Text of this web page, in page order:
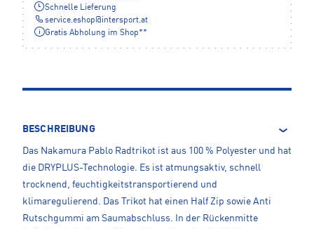
Schnelle Lieferung
service.eshop@intersport.at
Gratis Abholung im Shop**
BESCHREIBUNG
Das Nakamura Pablo Radtrikot ist aus 100 % Polyester und hat
die DRYPLUS-Technologie. Es ist atmungsaktiv, schnell
trocknend, feuchtigkeitstransportierend und
klimaregulierend. Das Trikot hat einen Half Zip sowie Anti
Rutschgummi am Saumabschluss. In der Rückenmitte